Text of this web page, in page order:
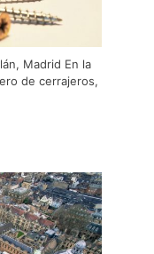
Madrid En la
de cerrajeros,